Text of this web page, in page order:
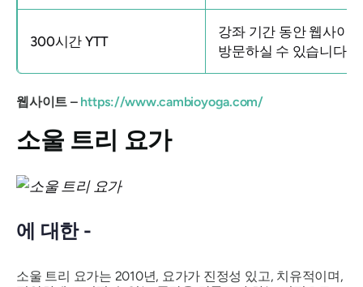
300시간 YTT
강좌 기간 동안 웹사이
방문하실 수 있습니다.
웹사이트 –https://www.cambioyoga.com/
소울 트리 요가
에 대한 -
소울 트리 요가는 2010년, 요가가 진정성 있고, 치유적이며,